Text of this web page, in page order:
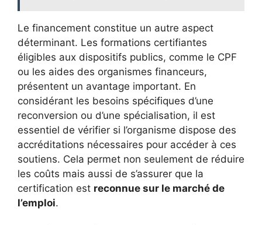
Le financement constitue un autre aspect
déterminant. Les formations certifiantes
éligibles aux dispositifs publics, comme le CPF
ou les aides des organismes financeurs,
présentent un avantage important. En
considérant les besoins spécifiques d’une
reconversion ou d’une spécialisation, il est
essentiel de vérifier si l’organisme dispose des
accréditations nécessaires pour accéder à ces
soutiens. Cela permet non seulement de réduire
les coûts mais aussi de s’assurer que la
certification est reconnue sur le marché de
l’emploi.